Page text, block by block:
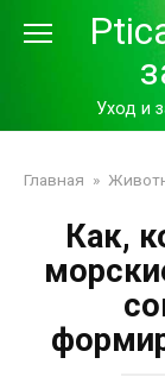
Уход и
Главная »
Как,